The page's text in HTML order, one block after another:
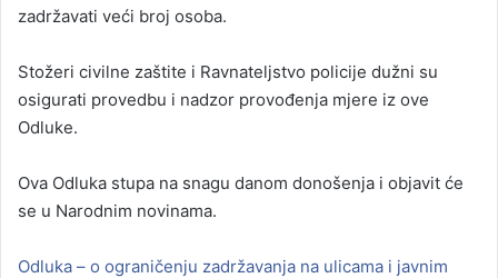
zadržavati veći broj osoba.
Stožeri civilne zaštite i Ravnateljstvo policije dužni su
osigurati provedbu i nadzor provođenja mjere iz ove
Odluke.
Ova Odluka stupa na snagu danom donošenja i objavit će
se u Narodnim novinama.
Odluka – o ograničenju zadržavanja na ulicama i javnim